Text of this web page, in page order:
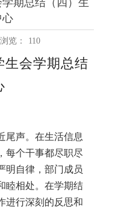
心
浏览： 110
生会学期总结
尾声。在生活信息
每个干事都尽职尽
明自律，部门成员
睦相处。在学期结
进行深刻的反思和